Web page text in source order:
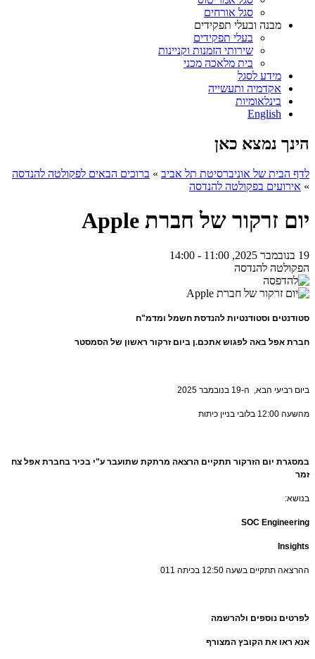
סגל אורחים
מבנה ובעלי תפקידים
בעלי תפקידים
שירותי הזמנות וקניינות
בית מלאכה מכני
מידע לסגל
אקדמיה ותעשייה
בינלאומיות
English
הינך נמצא כאן
לדף הבית של אוניברסיטת תל אביב » ברוכים הבאים לפקולטה להנדסה
» אירועים בפקולטה להנדסה
יום זרקור של חברת Apple
19 בנובמבר 2025, 11:00 - 14:00
הפקולטה להנדסה
סטודנטים וסטודנטיות להנדסת חשמל ומדמ"ח
חברת אפל באה לפגוש אתכם.ן ביום זרקור ראשון של הסמסטר
ביום רביעי הבא, ה-19 בנובמבר 2025
מהשעה 12:00 בלובי בניין כיתות
במסגרת יום הזרקור תתקיים הרצאה מרתקת שתועבר ע"י בכיר בחברת אפל צח
זמר
בנושא:
SOC Engineering
Insights
ההרצאה תתקיים בשעה 12:50 בכיתה 011
לפרטים נוספים ולהרשמה
אנא ראו את הקובץ המצורף